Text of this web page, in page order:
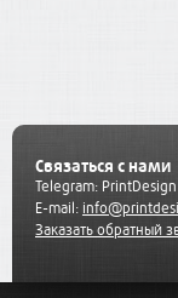
Связаться с нами
Telegram: PrintDesign
E-mail:
Заказать обратный